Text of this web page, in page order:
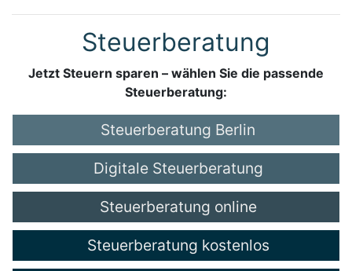
Steuerberatung
Jetzt Steuern sparen – wählen Sie die passende
Steuerberatung:
Steuerberatung Berlin
Digitale Steuerberatung
Steuerberatung online
Steuerberatung kostenlos